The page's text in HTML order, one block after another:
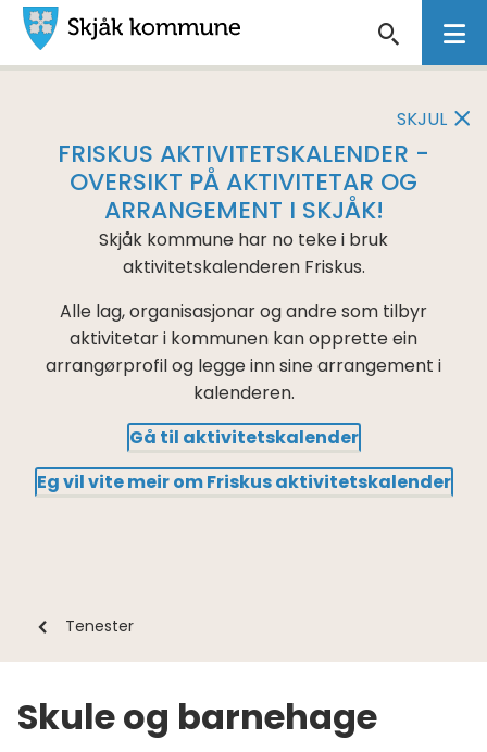
Skjåk
FRISKUS AKTIVITETSKALENDER -
OVERSIKT PÅ AKTIVITETAR OG
ARRANGEMENT I SKJÅK!
Skjåk kommune har no teke i bruk
aktivitetskalenderen Friskus.
Alle lag, organisasjonar og andre som tilbyr
aktivitetar i kommunen kan opprette ein
arrangørprofil og legge inn sine arrangement i
kalenderen.
Gå til aktivitetskalender
Eg vil vite meir om Friskus aktivitetskalender
SKJUL
Du
Tenester
Skule og barnehage